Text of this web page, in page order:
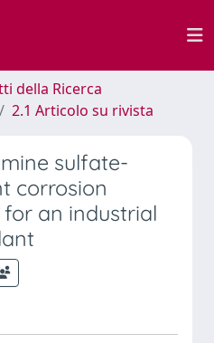
della Ricerca
2.1 Articolo su rivista
sulfate-
corrosion
an industrial